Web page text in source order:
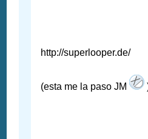
http://superlooper.de/
(esta me la paso JM